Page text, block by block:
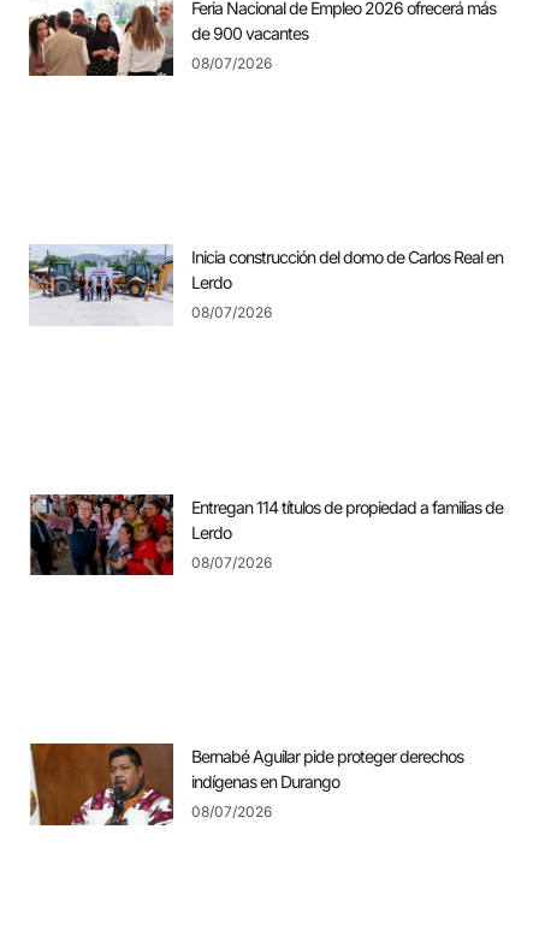
Feria Nacional de Empleo 2026 ofrecerá más
de 900 vacantes
08/07/2026
Inicia construcción del domo de Carlos Real en
Lerdo
08/07/2026
Entregan 114 títulos de propiedad a familias de
Lerdo
08/07/2026
Bernabé Aguilar pide proteger derechos
indígenas en Durango
08/07/2026